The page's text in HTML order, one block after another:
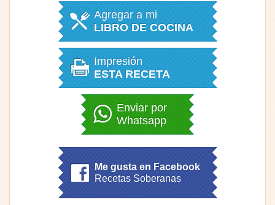
Agregar a mi
LIBRO DE COCINA
Impresión
ESTA RECETA
Enviar por
Whatsapp
Me gusta en Facebook
Recetas Soberanas